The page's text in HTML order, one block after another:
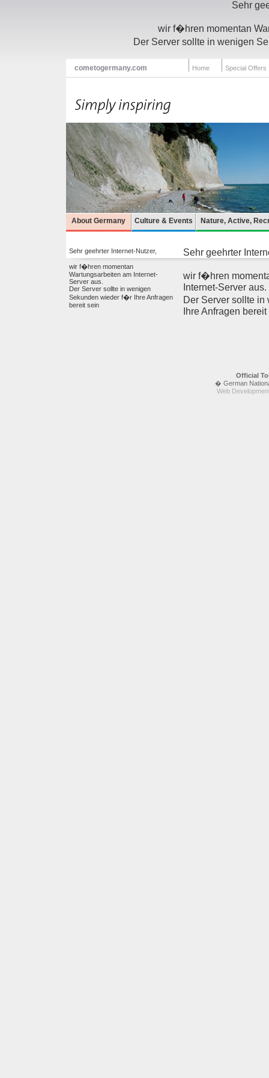
Sehr
wir f�hren momentan
Der Server sollte in wenigen
cometogermany.com Home Special Offers
About Germany Culture & Events Nature, Active,
Sehr geehrter Internet-Nutzer,
wir f�hren momentan
Wartungsarbeiten am Internet-
Server aus.
Der Server sollte in wenigen
Sekunden wieder f�r Ihre Anfragen
bereit sein
Sehr geehrter
wir f�hren
Internet-Server aus.
Der Server sollte
Ihre Anfragen
Official
� German
Web